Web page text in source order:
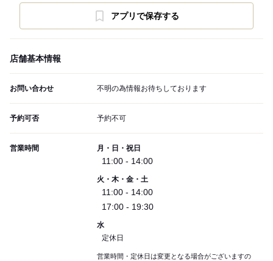
アプリで保存する
店舗基本情報
お問い合わせ 不明の為情報お待ちしております
予約可否 予約不可
営業時間 月・日・祝日
11:00 - 14:00
火・木・金・土
11:00 - 14:00
17:00 - 19:30
水
定休日
営業時間・定休日は変更となる場合がございますの